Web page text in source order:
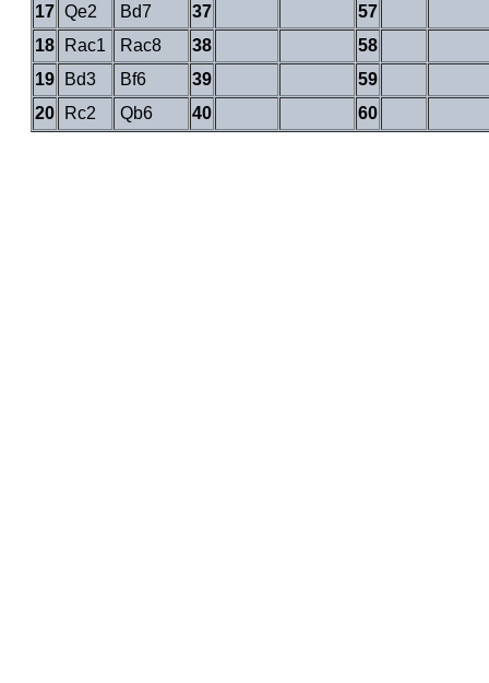
17 Qe2 Bd7 37
57
18
Rac1 Rac8 38
58
19
Bd3 Bf6 39
59
20
Rc2 Qb6 40 60